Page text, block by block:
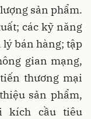
sản phẩm.
các kỹ năng
lý bán hàng; tập
gian mạng,
thương mại
sản phẩm,
kích cầu tiêu